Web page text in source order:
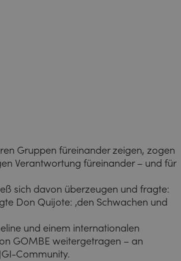
Gruppen füreinander zeigen, zogen
Verantwortung füreinander – und für
sich davon überzeugen und fragte:
Don Quijote: ‚den Schwachen und
und einem internationalen
GOMBE weitergetragen – an
Community.